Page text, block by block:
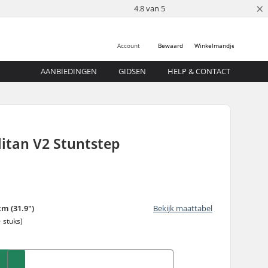
4.8 van 5 ×
Winkelmandje
Bewaard
Account
AANBIEDINGEN GIDSEN HELP & CONTACT
V2 Stuntstep
(31.9") Bekijk maattabel
stuks)